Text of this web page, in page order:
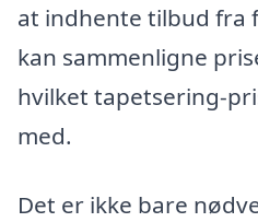
at indhente tilbud fra
kan sammenligne
hvilket tapetsering-
med.
Det er ikke bare